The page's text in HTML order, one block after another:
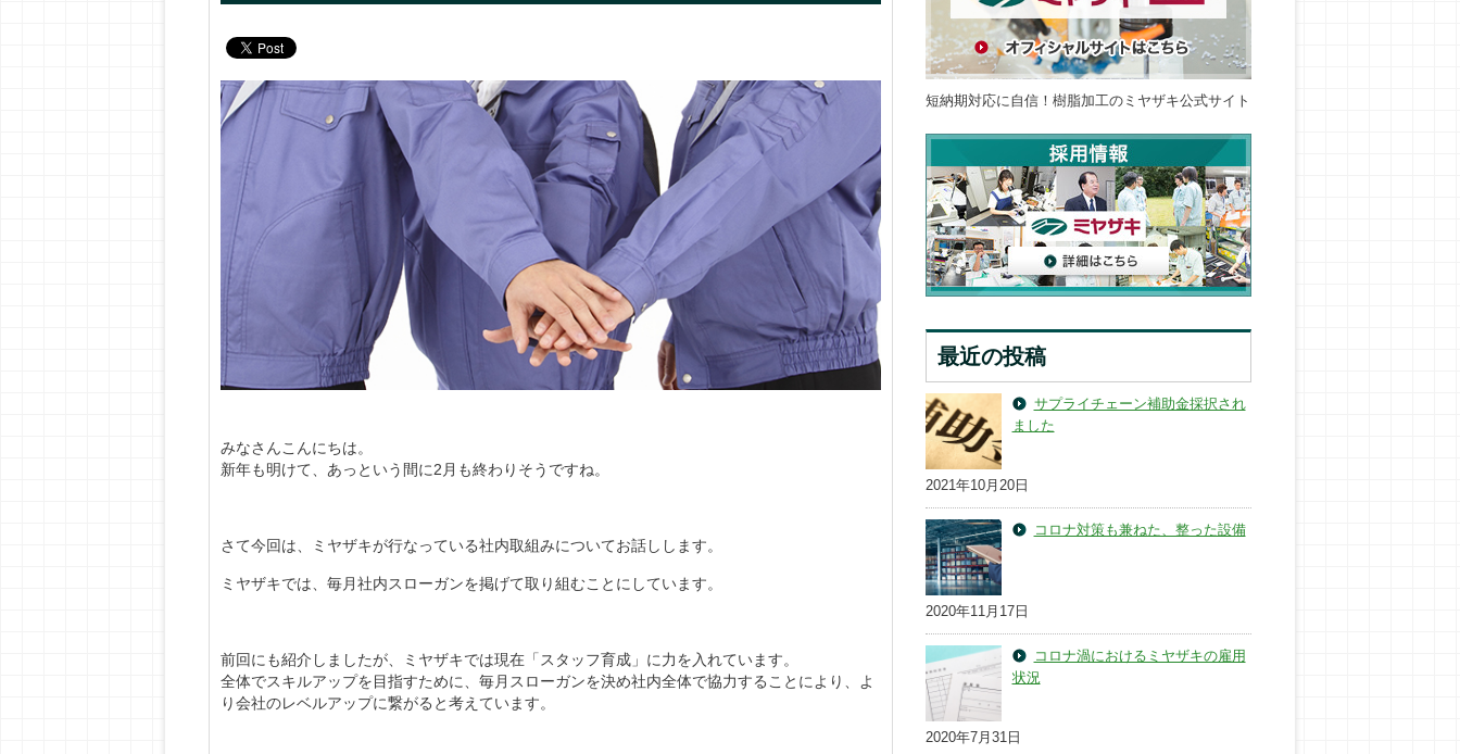
みなさんこんにちは。
新年も明けて、あっという間に2月も終わりそうですね。
さて今回は、ミヤザキが行なっている社内取組みについてお話しします。
ミヤザキでは、毎月社内スローガンを掲げて取り組むことにしています。
前回にも紹介しましたが、ミヤザキでは現在「スタッフ育成」に力を入れています。
全体でスキルアップを目指すために、毎月スローガンを決め社内全体で協力することにより、よ
り会社のレベルアップに繋がると考えています。
短納期対応に自信！樹脂加工のミヤザキ公式サイト
最近の投稿
サプライチェーン補助金採択され
ました
2021年10月20日
コロナ対策も兼ねた、整った設備
2020年11月17日
コロナ渦におけるミヤザキの雇用
状況
2020年7月31日